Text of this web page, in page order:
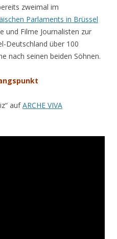
zweimal im
Parlaments in Brüssel
und Filme Journalisten zur
Deutschland über 100
nach seinen beiden Söhnen.
aufARCHE VIVA